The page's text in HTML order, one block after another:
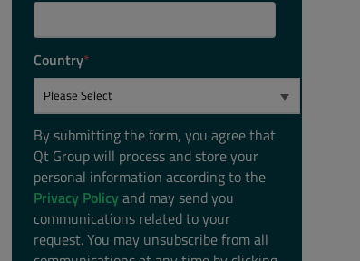
Country*
By submitting the form, you agree that
Qt Group will process and store your
personal information according to the
Privacy Policyand may send you
communications related to your
request. You may unsubscribe from all